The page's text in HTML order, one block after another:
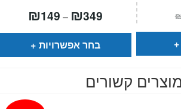
₪149 – ₪349
⁦₪149⁩
בחר אפשרויות
מוצרים קשורים